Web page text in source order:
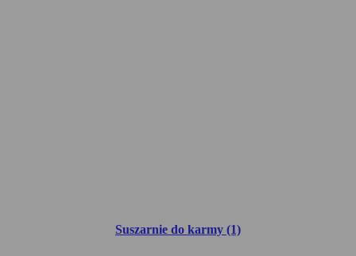
Suszarnie do karmy (1)